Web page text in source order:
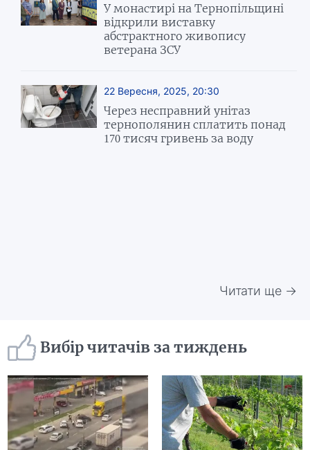
У монастирі на Тернопільщині
відкрили виставку
абстрактного живопису
ветерана ЗСУ
22 Вересня, 2025, 20:30
Через несправний унітаз
тернополянин сплатить понад
170 тисяч гривень за воду
Читати ще →
Вибір читачів за тиждень